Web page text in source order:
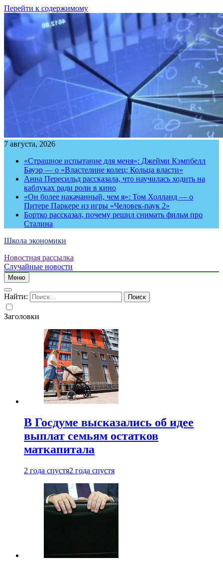
Перейти к содержимому
7 августа, 2026
«Страшное испытание для меня»: Джейми Кэмпбелл
Бауэр — о «Властелине колец: Кольца власти»
Анна Пересильд рассказала, что научилась ходить на
каблуках ради роли в кино
«Он более накачанный, чем я»: Том Холланд — о
Питере Паркере из игры «Человек-паук 2»
Бортко рассказал, почему решил снимать фильм про
Сталина
Школа экономики
Новостная рассылка
Случайные новости
Меню
Найти:
Заголовки
В Госдуме высказались об идее
выплат семьям остатков
маткапитала
2 года спустя2 года спустя